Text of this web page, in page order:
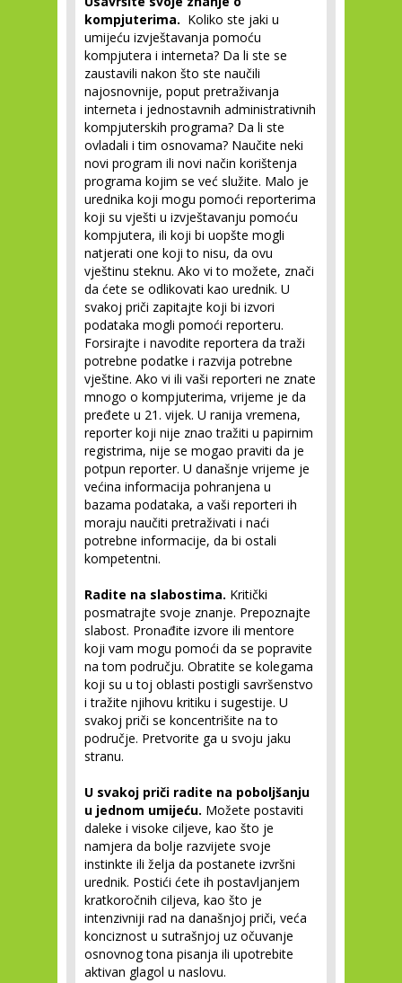
kompjuterima. Koliko ste jaki u
umijeću izvještavanja pomoću
kompjutera i interneta? Da li ste se
zaustavili nakon što ste naučili
najosnovnije, poput pretraživanja
interneta i jednostavnih administrativnih
kompjuterskih programa? Da li ste
ovladali i tim osnovama? Naučite neki
novi program ili novi način korištenja
programa kojim se već služite. Malo je
urednika koji mogu pomoći reporterima
koji su vješti u izvještavanju pomoću
kompjutera, ili koji bi uopšte mogli
natjerati one koji to nisu, da ovu
vještinu steknu. Ako vi to možete, znači
da ćete se odlikovati kao urednik. U
svakoj priči zapitajte koji bi izvori
podataka mogli pomoći reporteru.
Forsirajte i navodite reportera da traži
potrebne podatke i razvija potrebne
vještine. Ako vi ili vaši reporteri ne znate
mnogo o kompjuterima, vrijeme je da
pređete u 21. vijek. U ranija vremena,
reporter koji nije znao tražiti u papirnim
registrima, nije se mogao praviti da je
potpun reporter. U današnje vrijeme je
većina informacija pohranjena u
bazama podataka, a vaši reporteri ih
moraju naučiti pretraživati i naći
potrebne informacije, da bi ostali
kompetentni.
Radite na slabostima. Kritički
posmatrajte svoje znanje. Prepoznajte
slabost. Pronađite izvore ili mentore
koji vam mogu pomoći da se popravite
na tom području. Obratite se kolegama
koji su u toj oblasti postigli savršenstvo
i tražite njihovu kritiku i sugestije. U
svakoj priči se koncentrišite na to
područje. Pretvorite ga u svoju jaku
stranu.
U svakoj priči radite na poboljšanju
u jednom umijeću. Možete postaviti
daleke i visoke ciljeve, kao što je
namjera da bolje razvijete svoje
instinkte ili želja da postanete izvršni
urednik. Postići ćete ih postavljanjem
kratkoročnih ciljeva, kao što je
intenzivniji rad na današnjoj priči, veća
konciznost u sutrašnjoj uz očuvanje
osnovnog tona pisanja ili upotrebite
aktivan glagol u naslovu.